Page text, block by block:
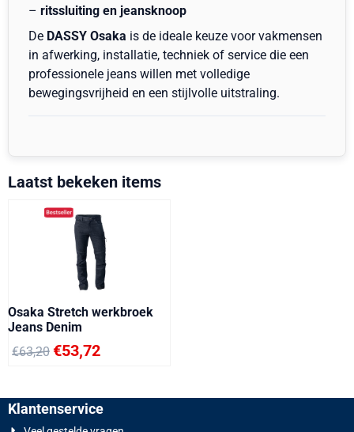
– ritssluiting en jeansknoop
De DASSY Osaka is de ideale keuze voor vakmensen
in afwerking, installatie, techniek of service die een
professionele jeans willen met volledige
bewegingsvrijheid en een stijlvolle uitstraling.
Laatst bekeken items
Osaka Stretch werkbroek
Jeans Denim
€63,20 €53,72
Klantenservice